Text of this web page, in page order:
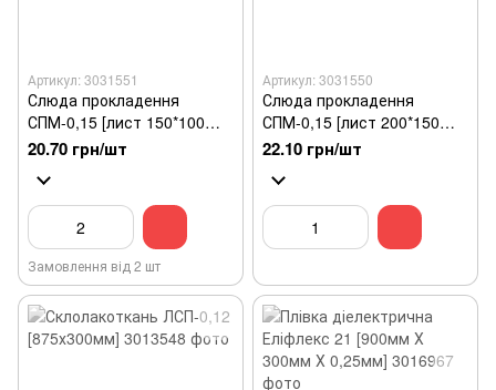
Артикул: 3031551
Слюда прокладення
СПМ-0,15 [лист 150*100
мм]
20.70 грн/шт
Замовлення від 2 шт
Артикул: 3031550
Слюда прокладення
СПМ-0,15 [лист 200*150
мм]
22.10 грн/шт